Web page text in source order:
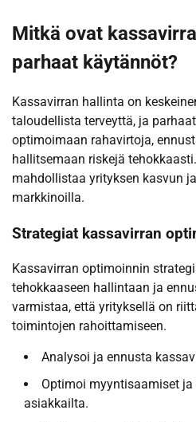
Mitkä ovat
parhaat käytännöt?
Kassavirran hallinta on
taloudellista terveyttä, ja
optimoimaan rahavirtoja,
hallitsemaan riskejä
mahdollistaa yrityksen kasvun
markkinoilla.
Strategiat kassavirran
Kassavirran optimoinnin
tehokkaaseen hallintaan ja
varmistaa, että yrityksellä on
toimintojen rahoittamiseen.
Analysoi ja ennusta
Optimoi myyntisaamiset
asiakkailta.